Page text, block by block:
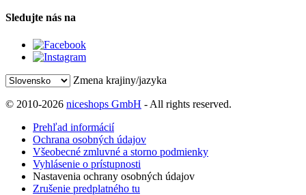
Sledujte nás na
Zmena krajiny/jazyka
© 2010-2026 niceshops GmbH - All rights reserved.
Prehľad informácií
Ochrana osobných údajov
Všeobecné zmluvné a storno podmienky
Vyhlásenie o prístupnosti
Nastavenia ochrany osobných údajov
Zrušenie predplatného tu